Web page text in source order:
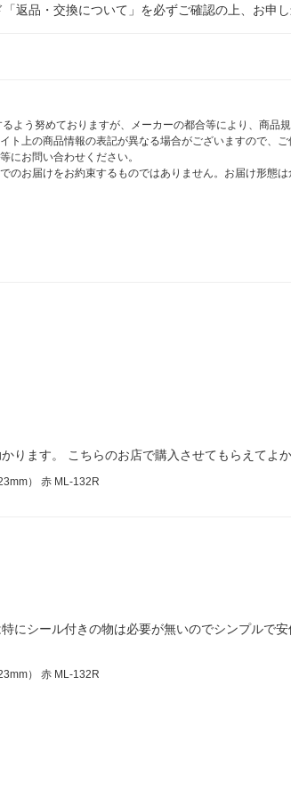
返品・交換について」を必ずご確認の上、お申し
よう努めておりますが、メーカーの都合等により、商品
ト上の商品情報の表記が異なる場合がございますので、
にお問い合わせください。
のお届けをお約束するものではありません。お届け形態
ります。 こちらのお店で購入させてもらえてよか
） 赤 ML-132R
にシール付きの物は必要が無いのでシンプルで
） 赤 ML-132R